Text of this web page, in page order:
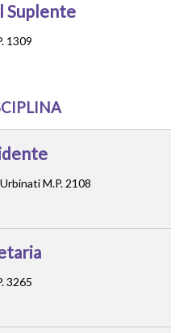
Suplente
1309
M.P. 2108
3265